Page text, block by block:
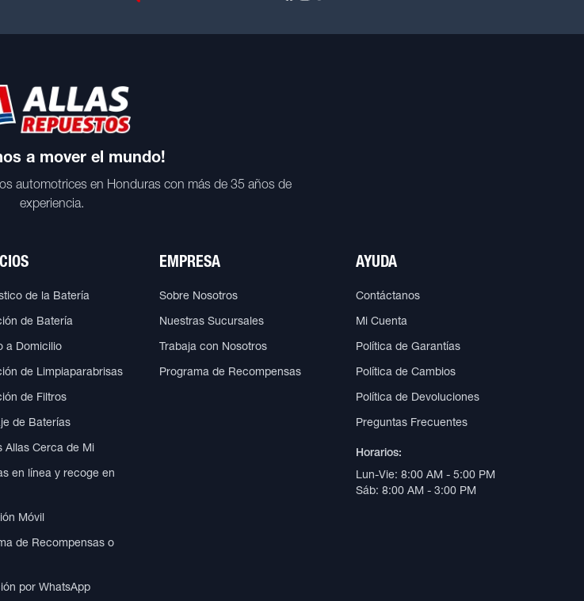
a mover el mundo!
automotrices en Honduras con más de 35 años de
experiencia.
de la Batería
de Batería
a Domicilio
de Limpiaparabrisas
de Filtros
de Baterías
Allas Cerca de Mi
en línea y recoge en
Móvil
de Recompensas o
por WhatsApp
EMPRESA
Sobre Nosotros
Nuestras Sucursales
Trabaja con Nosotros
Programa de Recompensas
AYUDA
Contáctanos
Mi Cuenta
Política de Garantías
Política de Cambios
Política de Devoluciones
Preguntas Frecuentes
Horarios:
Lun-Vie: 8:00 AM - 5:00 PM
Sáb: 8:00 AM - 3:00 PM